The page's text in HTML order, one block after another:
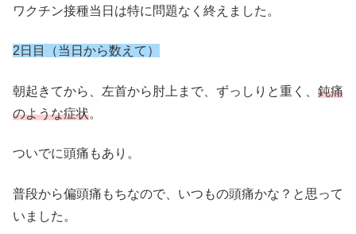
ワクチン接種当日は特に問題なく終えました。
2日目（当日から数えて）
朝起きてから、左首から肘上まで、ずっしりと重く、 鈍痛
のような症状。
ついでに頭痛もあり。
普段から偏頭痛もちなので、いつもの頭痛かな？と思って
いました。